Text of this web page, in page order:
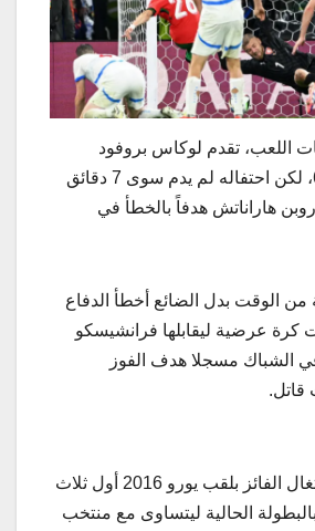
تقدم لوكاس بروفود
للتشيك الدقيقة 62، لكن احتفاله لم يدم سوى 7 دقائق
هاراناتش هدفاً بالخطأ في
من الوقت بدل الضائع أخطأ الدفاع
كرة عرضية ليقابلها فرانشيسكو
الشباك مسجلا هدف الفوز
قاتل.
وحقق منتخب البرتغال الفائز بلقب يورو 2016 أول ثلاث
الحالية ليتساوى مع منتخب